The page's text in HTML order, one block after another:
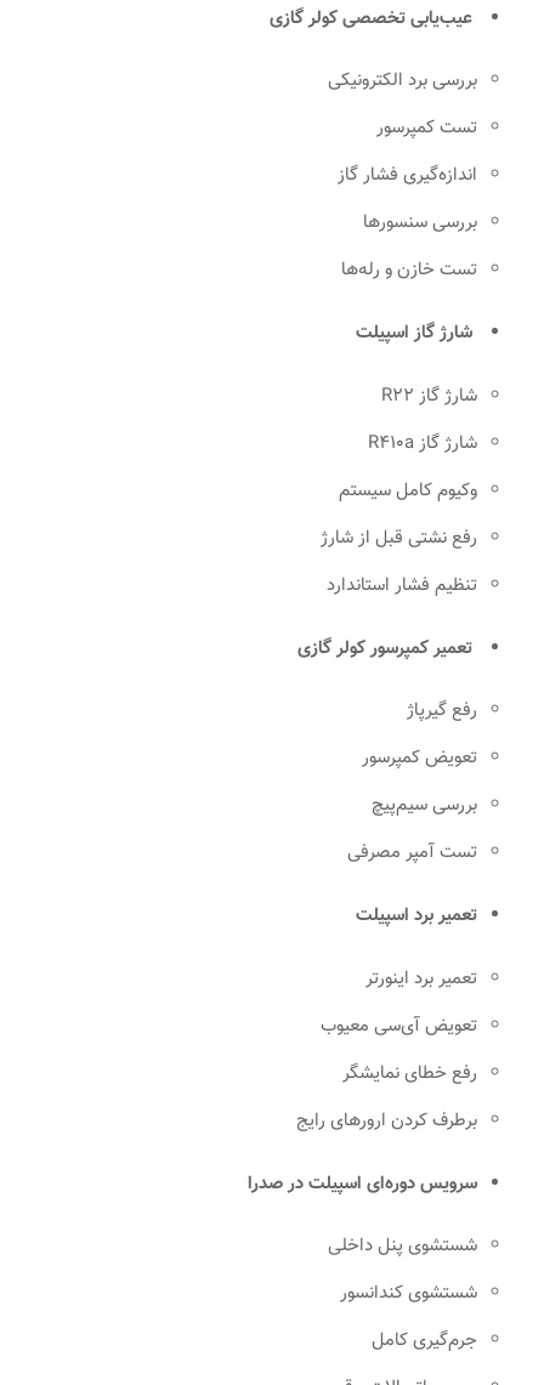
عیب‌یابی تخصصی کولر گازی
بررسی برد الکترونیکی
تست کمپرسور
اندازه‌گیری فشار گاز
بررسی سنسورها
تست خازن و رله‌ها
شارژ گاز اسپیلت
شارژ گاز R22
شارژ گاز R410a
وکیوم کامل سیستم
رفع نشتی قبل از شارژ
تنظیم فشار استاندارد
تعمیر کمپرسور کولر گازی
رفع گیرپاژ
تعویض کمپرسور
بررسی سیم‌پیچ
تست آمپر مصرفی
تعمیر برد اسپیلت
تعمیر برد اینورتر
تعویض آی‌سی معیوب
رفع خطای نمایشگر
برطرف کردن ارورهای رایج
سرویس دوره‌ای اسپیلت در صدرا
شستشوی پنل داخلی
شستشوی کندانسور
جرم‌گیری کامل